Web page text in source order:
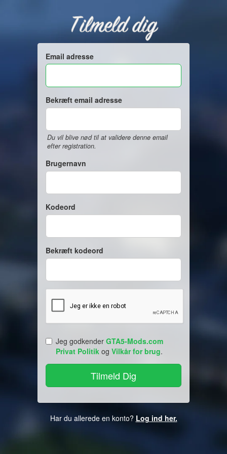
Tilmeld dig
Email adresse
Bekræft email adresse
Du vil blive nød til at validere denne email
efter registration.
Brugernavn
Kodeord
Bekræft kodeord
Jeg godkender GTA5-Mods.com
Privat Politik og Vilkår for brug.
Har du allerede en konto? Log ind her.